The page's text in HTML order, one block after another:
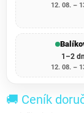
12. 08. –
1–2
12. 08. –
🚚 Ceník